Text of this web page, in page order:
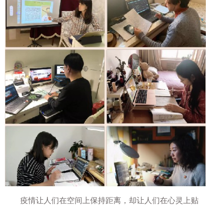
疫情让人们在空间上保持距离，却让人们在心灵上贴